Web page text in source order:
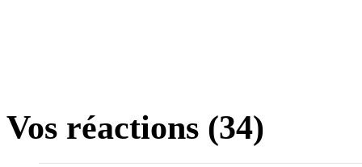
Vos réactions (34)